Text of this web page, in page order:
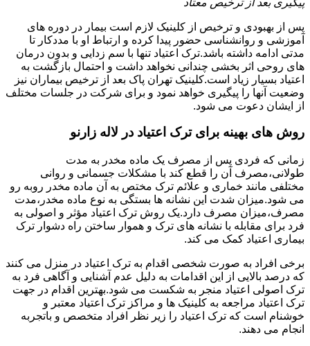
پس از بهبودی و ترخیص از کلینیک لازم است بیمار در دوره های
آموزشی و روانشناسی حضور پیدا کرده و ارتباط او با مددکار تا
مدتی ادامه داشته باشد.ترک اعتیاد تنها با سم زدایی و بدون درمان
های روحی اثر بخشی چندانی نخواهد داشت و احتمال بازگشت به
اعتیاد بسیار زیاد است.کلینیک تهران پاک بعد از ترخیص بیماران نیز
وضعیت آنها را پیگیری خواهد نمود و برای شرکت در جلسات مختلف
از ایشان دعوت می شود.
روش های بهینه برای ترک اعتیاد در لاله زارنو
زمانی که فردی پس از مصرف یک ماده مخدر به مدت
طولانی،مصرف آن را قطع کند با مشکلات جسمانی و روانی
مختلفی مانند خماری و علائم ترک مختص به آن ماده مخدر روبه رو
می شود.میزان شدت این نشانه ها بستگی به نوع ماده مخدر،مدت
مصرف،میزان مصرف دارد.یک روش ترک اعتیاد مؤثر و اصولی به
فرد برای مقابله با نشانه های ترک و هموار ساختن راه دشوار ترک
بیماری اعتیاد کمک می کند.
برخی افراد به صورت شخصی اقدام به ترک اعتیاد در منزل می کنند
که درصد بالایی از این اقدامات به دلیل عدم آشنایی و آگاهی فرد به
ترک اصولی اعتیاد منجر به شکست می شود.بهترین اقدام در جهت
ترک اعتیاد مراجعه به کلینیک ها و مراکز ترک اعتیاد معتبر و
خوشنام است که ترک اعتیاد را زیر نظر افراد متخصص و باتجربه
انجام می دهند.